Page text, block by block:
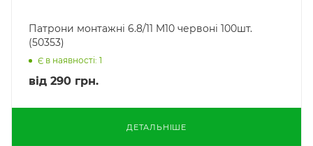
Патрони монтажні 6.8/11 M10 червоні 100шт.
(50353)
Є в наявності: 1
від 290 грн.
ДЕТАЛЬНІШЕ